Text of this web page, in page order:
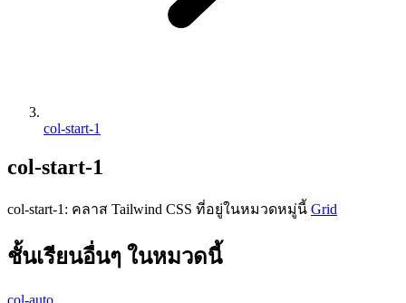
col-start-1
col-start-1
col-start-1 : คลาส Tailwind CSS ที่อยู่ในหมวดหมู่นี้ Grid
ชั้นเรียนอื่นๆ ในหมวดนี้
col-auto